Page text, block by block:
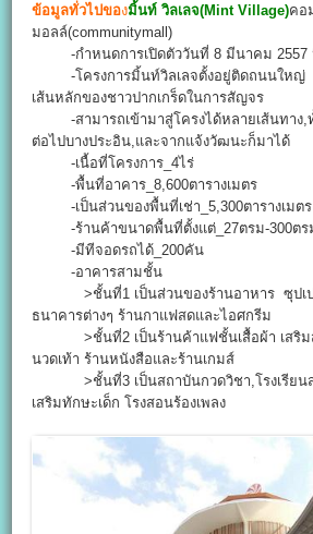
ข้อมูลทั่วไปของมิ้นท์ วิลเลจ(Mint Village)คอ
มอลล์(communitymall)
-กำหนดการเปิดตัววันที่ 8 มีนาคม 2557
-โครงการมิ้นท์วิลเลจตั้งอยู่ติดถนนใหญ่
เส้นหลักของชาวปากเกร็ดในการสัญจร
-สามารถเข้ามาสู่โครงได้หลายเส้นทาง,
ต่อไปบางประอิน,และจากแจ้งวัฒนะก็มาได้
-เนื้อที่โครงการ_4ไร่
-พื้นที่อาคาร_8,600ตารางเมตร
-เป็นส่วนของพื้นที่เช่า_5,300ตารางเมตร
-ร้านค้าขนาดพื้นที่ตั้งแต่_27ตรม-300ตร
-มีทีจอดรถได้_200คัน
-อาคารสามชั้น
>ชั้นที่1 เป็นส่วนของร้านอาหาร ซุปเปอ
ธนาคารต่างๆ ร้านกาแฟสดและไอศกรีม
>ชั้นที่2 เป็นร้านค้าแฟชั้นเสื้อผ้า เสริมส
นวดเท้า ร้านหนังสือและร้านเกมส์
>ชั้นที่3 เป็นสถาบันกวดวิชา,โรงเรียนส
เสริมทักษะเด็ก โรงสอนร้องเพลง